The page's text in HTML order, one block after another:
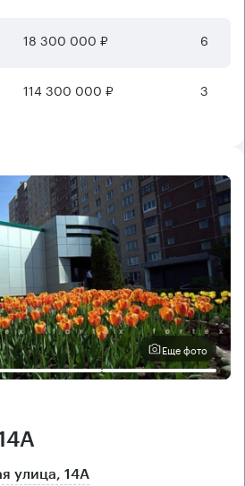
18 300 000 ₽ 6
114 300 000 ₽ 3
Еще фото
улица, 14А